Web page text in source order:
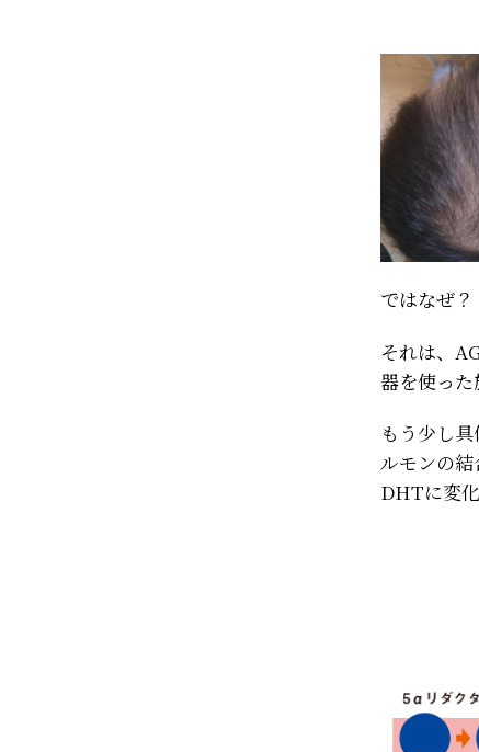
ではなぜ？
それは、
器を使った
もう少し
ルモンの
DHTに変